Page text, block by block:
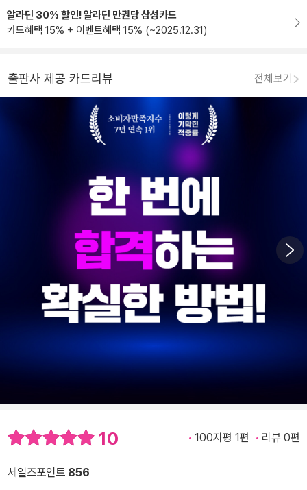
알라딘 30% 할인! 알라딘 만권당 삼성카드
카드혜택 15% + 이벤트혜택 15% (~2025.12.31)
출판사 제공 카드리뷰 전체보기
10 100자평 1편 리뷰 0편
세일즈포인트 856